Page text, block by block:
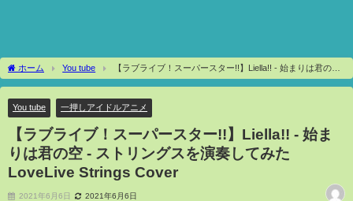
ホーム You tube
【ラブライブ！スーパースター!!】Liella!! - 始まりは君の空
- ストリングスを演奏してみた LoveLive Strings Cover
You tube 一押しアイドルアニメ
【ラブライブ！スーパースター!!】Liella!! - 始ま
りは君の空 - ストリングスを演奏してみた
LoveLive Strings Cover
2021年6月6日 2021年6月6日